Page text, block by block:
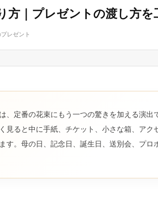
方｜プレゼントの渡し方
レゼント
、定番の花束にもう一つの驚きを加える演出
見ると中に手紙、チケット、小さな箱、アク
す。母の日、記念日、誕生日、送別会、プロ